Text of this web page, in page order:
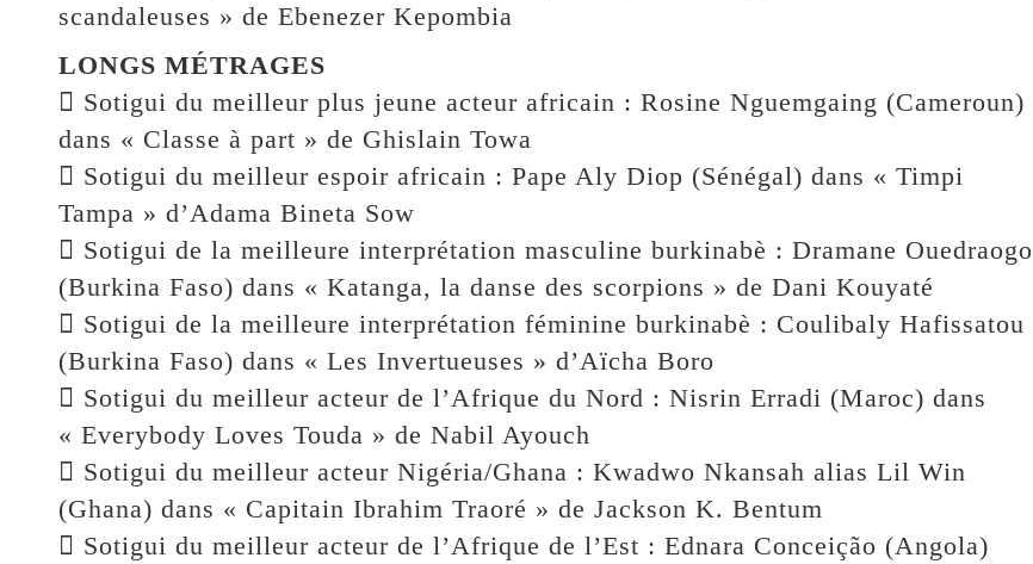
scandaleuses » de Ebenezer Kepombia
LONGS MÉTRAGES
 Sotigui du meilleur plus jeune acteur africain : Rosine Nguemgaing (Cameroun)
dans « Classe à part » de Ghislain Towa
 Sotigui du meilleur espoir africain : Pape Aly Diop (Sénégal) dans « Timpi
Tampa » d’Adama Bineta Sow
 Sotigui de la meilleure interprétation masculine burkinabè : Dramane Ouedraogo
(Burkina Faso) dans « Katanga, la danse des scorpions » de Dani Kouyaté
 Sotigui de la meilleure interprétation féminine burkinabè : Coulibaly Hafissatou
(Burkina Faso) dans « Les Invertueuses » d’Aïcha Boro
 Sotigui du meilleur acteur de l’Afrique du Nord : Nisrin Erradi (Maroc) dans
« Everybody Loves Touda » de Nabil Ayouch
 Sotigui du meilleur acteur Nigéria/Ghana : Kwadwo Nkansah alias Lil Win
(Ghana) dans « Capitain Ibrahim Traoré » de Jackson K. Bentum
 Sotigui du meilleur acteur de l’Afrique de l’Est : Ednara Conceição (Angola)